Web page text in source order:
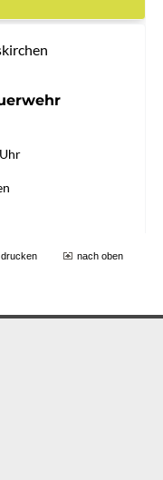
drucken nach oben